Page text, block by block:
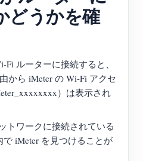
どうかを確
Fi ルーターに接続すると、
から iMeter の Wi-Fi アクセ
）は表示され
トワークに接続されている
で iMeter を見つけることが